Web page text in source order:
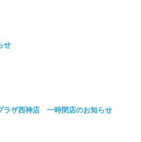
せ
ラザ西神店 一時閉店のお知らせ